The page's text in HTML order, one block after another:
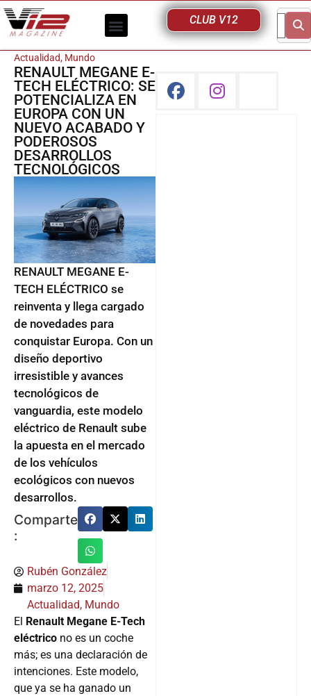
CLUB V12
Actualidad, Mundo
RENAULT MEGANE E-
TECH ELÉCTRICO: SE
POTENCIALIZA EN
EUROPA CON UN
NUEVO ACABADO Y
PODEROSOS
DESARROLLOS
TECNOLÓGICOS
RENAULT MEGANE E-
TECH ELÉCTRICO se
reinventa y llega cargado
de novedades para
conquistar Europa. Con un
diseño deportivo
irresistible y avances
tecnológicos de
vanguardia, este modelo
eléctrico de Renault sube
la apuesta en el mercado
de los vehículos
ecológicos con nuevos
desarrollos.
Comparte
:
Rubén González
marzo 12, 2025
Actualidad, Mundo
El Renault Megane E-Tech
eléctrico no es un coche
más; es una declaración de
intenciones. Este modelo,
que ya se ha ganado un